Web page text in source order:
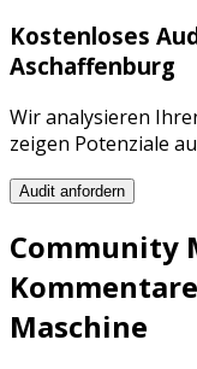
Kostenloses
Aschaffenburg
Wir analysieren
zeigen Potenziale
Audit anfordern
Community
Maschine